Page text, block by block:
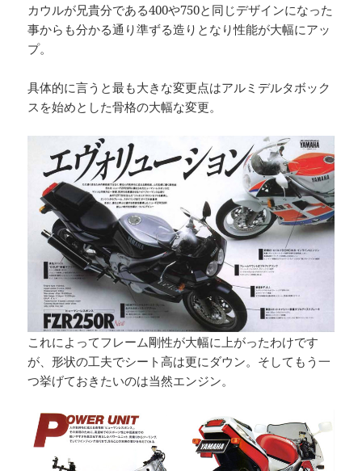
カウルが兄貴分である400や750と同じデザインになった
事からも分かる通り準ずる造りとなり性能が大幅にアッ
プ。
具体的に言うと最も大きな変更点はアルミデルタボック
スを始めとした骨格の大幅な変更。
これによってフレーム剛性が大幅に上がったわけです
が、形状の工夫でシート高は更にダウン。そしてもう一
つ挙げておきたいのは当然エンジン。